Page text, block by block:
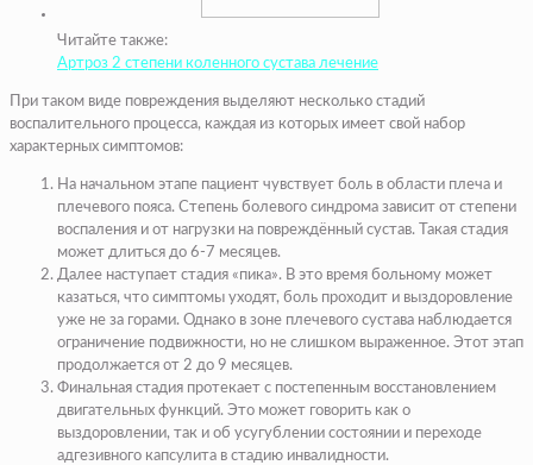
Читайте также:
Артроз 2 степени коленного сустава лечение
При таком виде повреждения выделяют несколько стадий
воспалительного процесса, каждая из которых имеет свой набор
характерных симптомов:
На начальном этапе пациент чувствует боль в области плеча и
плечевого пояса. Степень болевого синдрома зависит от степени
воспаления и от нагрузки на повреждённый сустав. Такая стадия
может длиться до 6-7 месяцев.
Далее наступает стадия «пика». В это время больному может
казаться, что симптомы уходят, боль проходит и выздоровление
уже не за горами. Однако в зоне плечевого сустава наблюдается
ограничение подвижности, но не слишком выраженное. Этот этап
продолжается от 2 до 9 месяцев.
Финальная стадия протекает с постепенным восстановлением
двигательных функций. Это может говорить как о
выздоровлении, так и об усугублении состоянии и переходе
адгезивного капсулита в стадию инвалидности.